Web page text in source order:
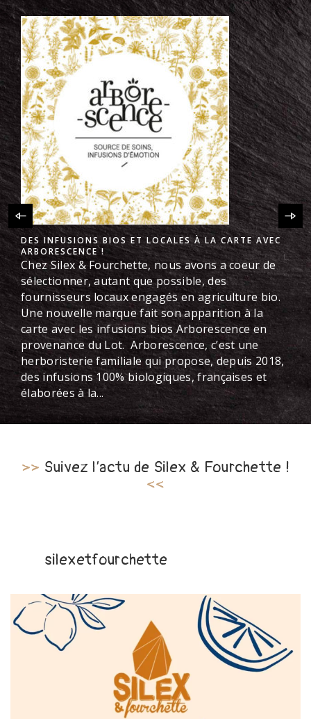
SILEX & FOURCHETTE OBTIENT LE LABEL FIG QUI
RÉCOMPENSE LES RESTAURANTS ÉCORESPONSABLES
Nous avons reçu le label @fig_for_good ! FiG est
une association qui labellise et met en avant les
restaurants écoresponsables. Son évaluation
objective permet d'attribuer à chaque action
écoresponsable un nombre de points
proportionnel à son impact réel sur la planète.
Voici les actions mises en place dans notre
restaurant : Cuisine de saison
Approvisionnement...
>> Suivez l’actu de Silex & Fourchette !
<<
silexetfourchette